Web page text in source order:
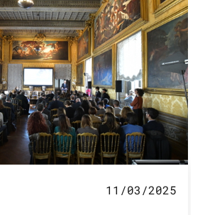
11/03/2025